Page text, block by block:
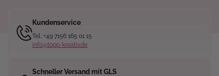
Kundenservice
Tel.: +49 7156 165 01 15
info@topp-kreativ.de
Schneller Versand mit GLS